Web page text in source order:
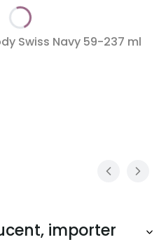
Swiss Navy 59-237 ml
importer